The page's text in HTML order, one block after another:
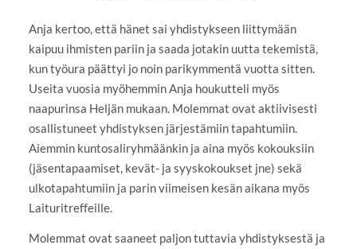
Anja kertoo, että hänet sai yhdistykseen liittymään
kaipuu ihmisten pariin ja saada jotakin uutta tekemistä,
kun työura päättyi jo noin parikymmentä vuotta sitten.
Useita vuosia myöhemmin Anja houkutteli myös
naapurinsa Heljän mukaan. Molemmat ovat aktiivisesti
osallistuneet yhdistyksen järjestämiin tapahtumiin.
Aiemmin kuntosaliryhmäänkin ja aina myös kokouksiin
(jäsentapaamiset, kevät- ja syyskokoukset jne) sekä
ulkotapahtumiin ja parin viimeisen kesän aikana myös
Laituritreffeille.
Molemmat ovat saaneet paljon tuttavia yhdistyksestä ja